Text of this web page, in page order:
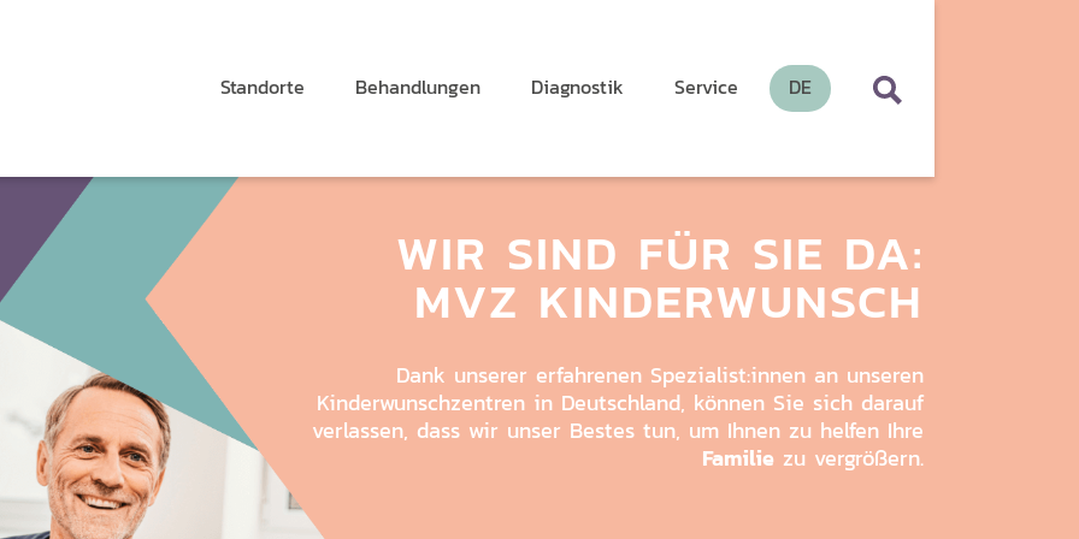
Standorte Behandlungen Diagnostik Service DE search
WIR SIND FÜR SIE DA:
MVZ KINDERWUNSCH
Dank unserer erfahrenen Spezialist:innen an unseren
Kinderwunschzentren in Deutschland, können Sie sich darauf
verlassen, dass wir unser Bestes tun, um Ihnen zu helfen Ihre
Familiezu vergrößern.